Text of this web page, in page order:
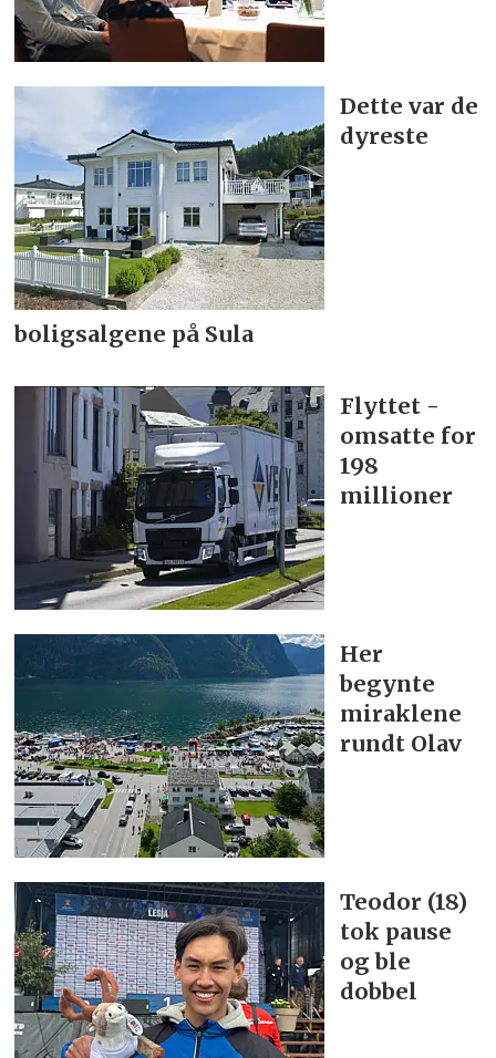
Dette var de
dyreste
boligsalgene på Sula
Flyttet -
omsatte for
198
millioner
Her
begynte
miraklene
rundt Olav
Teodor (18)
tok pause
og ble
dobbel